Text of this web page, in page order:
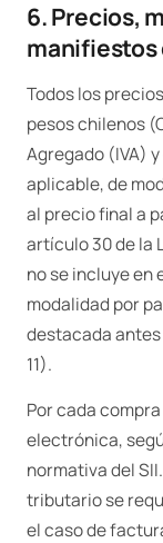
6. Precios,
manifiestos
Todos los
pesos chilenos
Agregado (IVA)
aplicable, de
al precio final a
artículo 30 de la
no se incluye en
modalidad por
destacada
11).
Por cada
electrónica,
normativa del
tributario se
el caso de